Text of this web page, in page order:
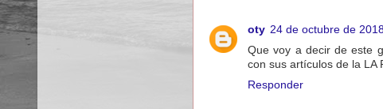
oty 24 de octubre de
Que voy a decir de este
con sus artículos de la LA
Responder